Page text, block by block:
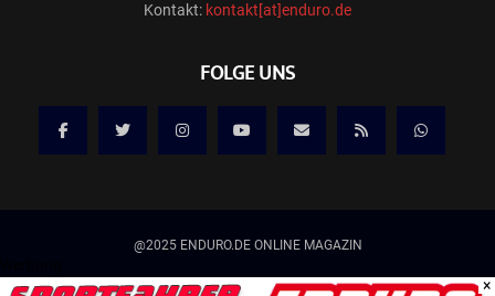
Kontakt: kontakt[at]enduro.de
FOLGE UNS
@2025 ENDURO.DE ONLINE MAGAZIN
Kontakt Mediadaten/Werbung
×